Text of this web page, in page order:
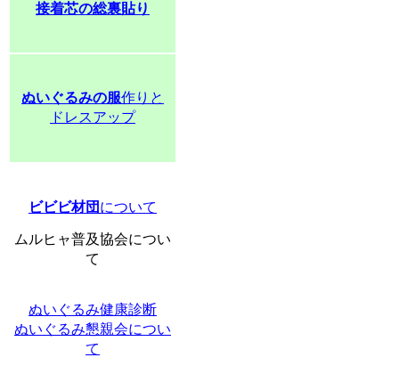
接着芯の総裏貼り
ぬいぐるみの服作りと
ドレスアップ
ビビビ材団 について
ムルヒャ普及協会につい
て
ぬいぐるみ健康診断
ぬいぐるみ懇親会につい
て